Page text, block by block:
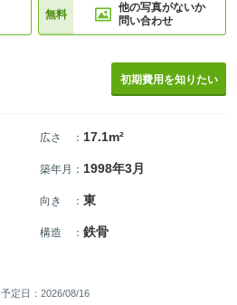
無料
他の写真がないか
問い合わせ
初期費用を知りたい
広さ ： 17.1m²
築年月 ： 1998年3月
向き ： 東
構造 ： 鉄骨
定日：2026/08/16